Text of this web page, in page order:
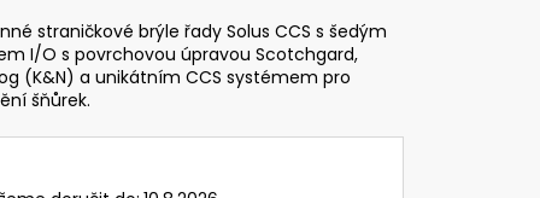
straničkové brýle řady Solus CCS s šedým
I/O s povrchovou úpravou Scotchgard,
(K&N) a unikátním CCS systémem pro
šňůrek.